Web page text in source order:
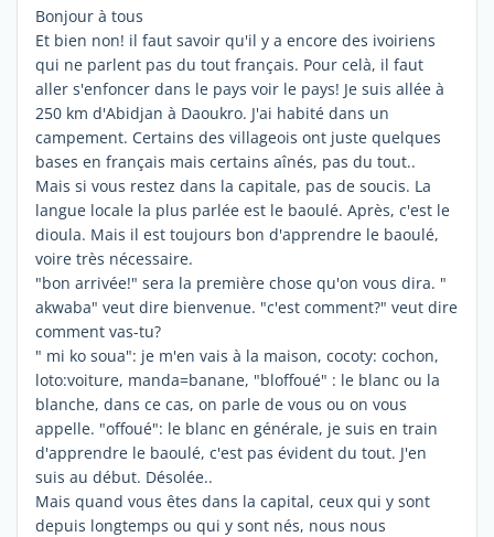
Bonjour à tous
Et bien non! il faut savoir qu'il y a encore des ivoiriens
qui ne parlent pas du tout français. Pour celà, il faut
aller s'enfoncer dans le pays voir le pays! Je suis allée à
250 km d'Abidjan à Daoukro. J'ai habité dans un
campement. Certains des villageois ont juste quelques
bases en français mais certains aînés, pas du tout..
Mais si vous restez dans la capitale, pas de soucis. La
langue locale la plus parlée est le baoulé. Après, c'est le
dioula. Mais il est toujours bon d'apprendre le baoulé,
voire très nécessaire.
"bon arrivée!" sera la première chose qu'on vous dira. "
akwaba" veut dire bienvenue. "c'est comment?" veut dire
comment vas-tu?
" mi ko soua": je m'en vais à la maison, cocoty: cochon,
loto:voiture, manda=banane, "bloffoué" : le blanc ou la
blanche, dans ce cas, on parle de vous ou on vous
appelle. "offoué": le blanc en générale, je suis en train
d'apprendre le baoulé, c'est pas évident du tout. J'en
suis au début. Désolée..
Mais quand vous êtes dans la capital, ceux qui y sont
depuis longtemps ou qui y sont nés, nous nous